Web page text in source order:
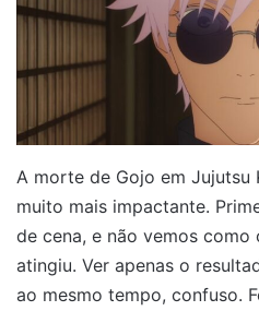
A morte de Gojo em Jujutsu
muito mais impactante.
de cena, e não vemos como
atingiu. Ver apenas o
ao mesmo tempo, confuso.